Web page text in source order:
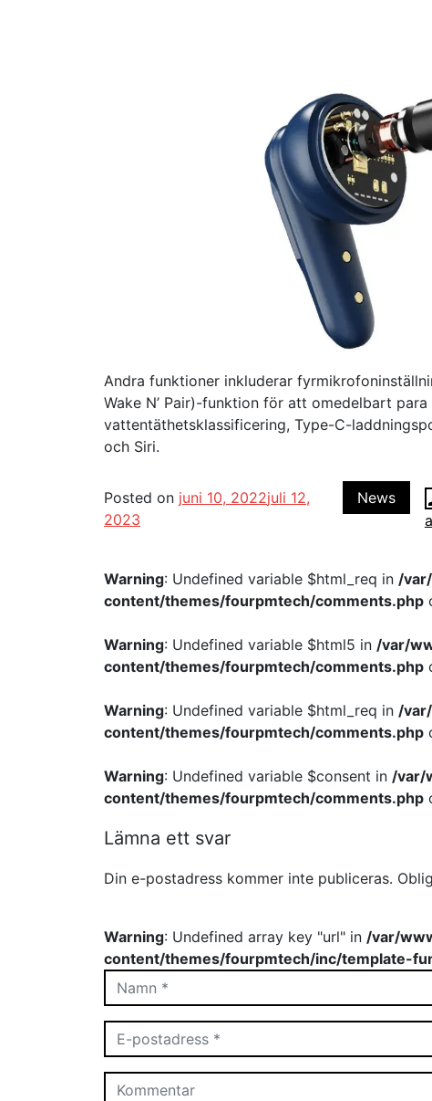
Andra funktioner inkluderar
Wake N’ Pair)-funktion för att omedelbart
vattentäthetsklassificering, Type-C-
och Siri.
Posted on juni 10, 2022juli 12,
2023
News
Warning: Undefined variable $html_req in /
content/themes/fourpmtech/comments.php
Warning: Undefined variable $html5 in /var/
content/themes/fourpmtech/comments.php
Warning: Undefined variable $html_req in /
content/themes/fourpmtech/comments.php
Warning: Undefined variable $consent in /var/
content/themes/fourpmtech/comments.php
Lämna ett svar
Din e-postadress kommer inte publiceras.
Warning: Undefined array key "url" in /var/
content/themes/fourpmtech/inc/template-